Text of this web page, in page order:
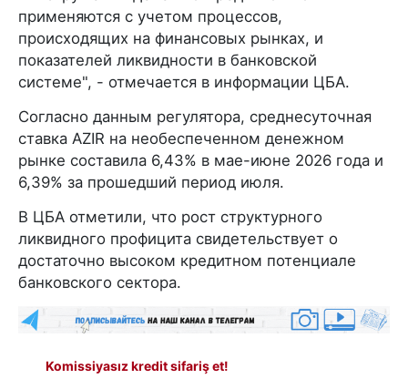
применяются с учетом процессов,
происходящих на финансовых рынках, и
показателей ликвидности в банковской
системе", - отмечается в информации ЦБА.
Согласно данным регулятора, среднесуточная
ставка AZIR на необеспеченном денежном
рынке составила 6,43% в мае-июне 2026 года и
6,39% за прошедший период июля.
В ЦБА отметили, что рост структурного
ликвидного профицита свидетельствует о
достаточно высоком кредитном потенциале
банковского сектора.
Komissiyasız kredit sifariş et!